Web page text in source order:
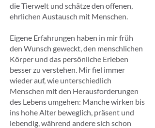
die Tierwelt und schätze den offenen,
ehrlichen Austausch mit Menschen.
Eigene Erfahrungen haben in mir früh
den Wunsch geweckt, den menschlichen
Körper und das persönliche Erleben
besser zu verstehen. Mir fiel immer
wieder auf, wie unterschiedlich
Menschen mit den Herausforderungen
des Lebens umgehen: Manche wirken bis
ins hohe Alter beweglich, präsent und
lebendig, während andere sich schon